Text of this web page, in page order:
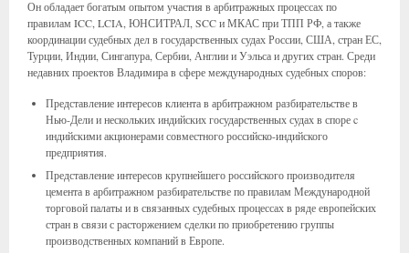
Он обладает богатым опытом участия в арбитражных процессах по
правилам ICC, LCIA, ЮНСИТРАЛ, SCC и МКАС при ТПП РФ, а также
координации судебных дел в государственных судах России, США, стран ЕС,
Турции, Индии, Сингапура, Сербии, Англии и Уэльса и других стран. Среди
недавних проектов Владимира в сфере международных судебных споров:
Представление интересов клиента в арбитражном разбирательстве в
Нью-Дели и нескольких индийских государственных судах в споре c
индийскими акционерами совместного российско-индийского
предприятия.
Представление интересов крупнейшего российского производителя
цемента в арбитражном разбирательстве по правилам Международной
торговой палаты и в связанных судебных процессах в ряде европейских
стран в связи с расторжением сделки по приобретению группы
производственных компаний в Европе.